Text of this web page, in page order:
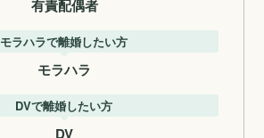
有責配偶者
モラハラで離婚したい方
モラハラ
DVで離婚したい方
DV